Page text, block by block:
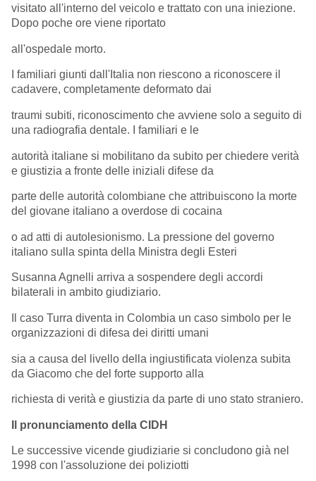
visitato all'interno del veicolo e trattato con una iniezione.
Dopo poche ore viene riportato
all'ospedale morto.
I familiari giunti dall'Italia non riescono a riconoscere il
cadavere, completamente deformato dai
traumi subiti, riconoscimento che avviene solo a seguito di
una radiografia dentale. I familiari e le
autorità italiane si mobilitano da subito per chiedere verità
e giustizia a fronte delle iniziali difese da
parte delle autorità colombiane che attribuiscono la morte
del giovane italiano a overdose di cocaina
o ad atti di autolesionismo. La pressione del governo
italiano sulla spinta della Ministra degli Esteri
Susanna Agnelli arriva a sospendere degli accordi
bilaterali in ambito giudiziario.
Il caso Turra diventa in Colombia un caso simbolo per le
organizzazioni di difesa dei diritti umani
sia a causa del livello della ingiustificata violenza subita
da Giacomo che del forte supporto alla
richiesta di verità e giustizia da parte di uno stato straniero.
Il pronunciamento della CIDH
Le successive vicende giudiziarie si concludono già nel
1998 con l'assoluzione dei poliziotti